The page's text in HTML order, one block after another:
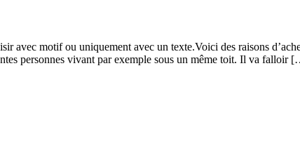
avec motif ou uniquement avec un texte.Voici des raisons
personnes vivant par exemple sous un même toit. Il va falloir